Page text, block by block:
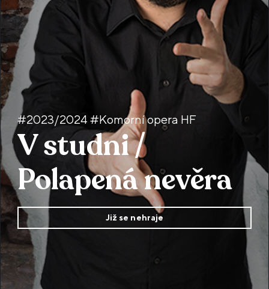
#2023/2024 #Komorní opera HF
V studni /
Polapená nevěra
Již se nehraje